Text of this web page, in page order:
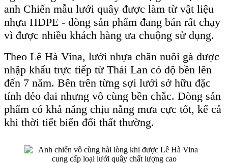
anh Chiến mẫu lưới quây được làm từ vật liệu
nhựa HDPE - dòng sản phẩm đang bán rất chạy
vì được nhiều khách hàng ưa chuộng sử dụng.
Theo Lê Hà Vina, lưới nhựa chăn nuôi gà được
nhập khẩu trực tiếp từ Thái Lan có độ bền lên
đến 7 năm. Bên trên từng sợi lưới sở hữu đặc
tính dẻo dai nhưng vô cùng bền chắc. Dòng sản
phẩm có khả năng chịu nắng mưa cực tốt, kể cả
khi thời tiết biến đổi thất thường.